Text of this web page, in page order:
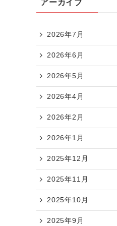
アーカイブ
2026年7月
2026年6月
2026年5月
2026年4月
2026年2月
2026年1月
2025年12月
2025年11月
2025年10月
2025年9月